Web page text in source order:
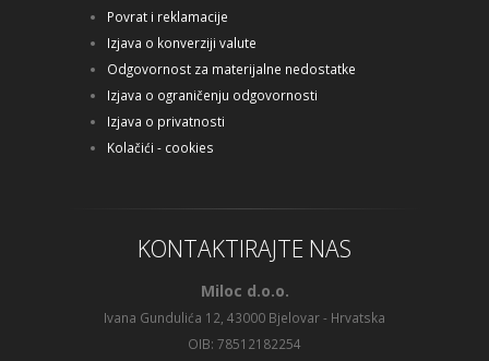
Povrat i reklamacije
Izjava o konverziji valute
Odgovornost za materijalne nedostatke
Izjava o ograničenju odgovornosti
Izjava o privatnosti
Kolačići - cookies
KONTAKTIRAJTE NAS
Miloc d.o.o.
Ivana Gundulića 12, 43000 Bjelovar - Hrvatska
OIB: 78512182254